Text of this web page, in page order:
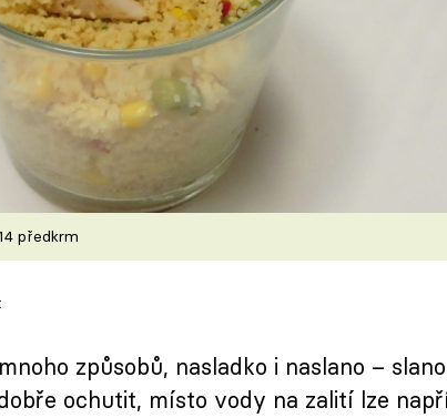
předkrm
způsobů, nasladko i naslano –
ochutit, místo vody na zalití lze